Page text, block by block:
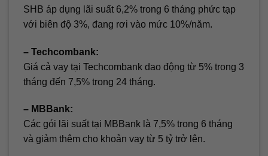
SHB áp dụng lãi suất 6,2% trong 6 tháng phức tạp
với biên độ 3%, đang rơi vào mức 10%/năm.
– Techcombank:
Giá cả vay tại Techcombank dao động từ 5% trong 3
tháng đến 7,5% trong 24 tháng.
– MBBank:
Các gói lãi suất tại MBBank là 7,5% trong 6 tháng
và giảm thêm cho khoản vay từ 5 tỷ trở lên.